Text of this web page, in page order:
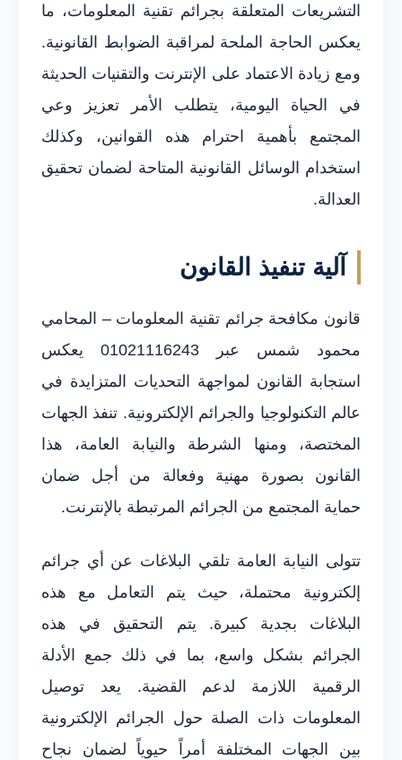
التشريعات المتعلقة بجرائم تقنية المعلومات، ما
يعكس الحاجة الملحة لمراقبة الضوابط القانونية.
ومع زيادة الاعتماد على الإنترنت والتقنيات الحديثة
في الحياة اليومية، يتطلب الأمر تعزيز وعي
المجتمع بأهمية احترام هذه القوانين، وكذلك
استخدام الوسائل القانونية المتاحة لضمان تحقيق
العدالة.
آلية تنفيذ القانون
قانون مكافحة جرائم تقنية المعلومات – المحامي
محمود شمس عبر 01021116243 يعكس
استجابة القانون لمواجهة التحديات المتزايدة في
عالم التكنولوجيا والجرائم الإلكترونية. تنفذ الجهات
المختصة، ومنها الشرطة والنيابة العامة، هذا
القانون بصورة مهنية وفعالة من أجل ضمان
حماية المجتمع من الجرائم المرتبطة بالإنترنت.
تتولى النيابة العامة تلقي البلاغات عن أي جرائم
إلكترونية محتملة، حيث يتم التعامل مع هذه
البلاغات بجدية كبيرة. يتم التحقيق في هذه
الجرائم بشكل واسع، بما في ذلك جمع الأدلة
الرقمية اللازمة لدعم القضية. يعد توصيل
المعلومات ذات الصلة حول الجرائم الإلكترونية
بين الجهات المختلفة أمراً حيوياً لضمان نجاح